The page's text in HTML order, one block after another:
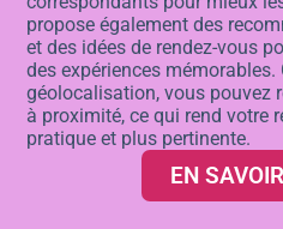
propose également des
et des idées de rendez-vous
des expériences
géolocalisation, vous pouvez
à proximité, ce qui rend votre
pratique et plus pertinente.
EN